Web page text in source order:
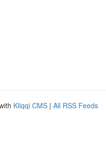
Kliqqi CMS | All RSS Feeds